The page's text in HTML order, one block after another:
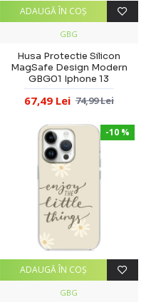
GBG
Husa Protectie Silicon
MagSafe Design Modern
GBG01 Iphone 13
67,49 Lei 74,99 Lei
ADAUGĂ ÎN COŞ
-10 %
GBG
ADAUGĂ ÎN COŞ